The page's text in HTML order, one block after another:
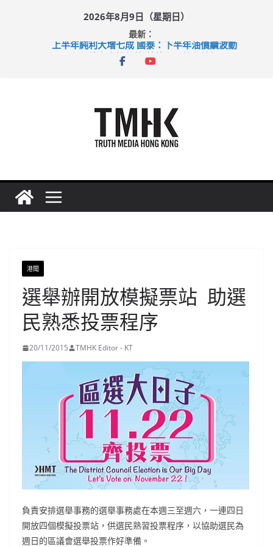
2026年8月9日（星期日）
最新：
上半年純利大增七成 國泰：下半年油價續波動
拜仁熱身賽挫維拉 啟德主場館奪錦標
港聞
選舉辦開放模擬票站 助選
民熟悉投票程序
20/11/2015 TMHK Editor - KT
負責安排選舉事務的選舉事務處在本週三至週六，一連四日
開放四個模擬投票站，供選民熟習投票程序，以協助選民為
週日的區議會選舉投票作好準備。